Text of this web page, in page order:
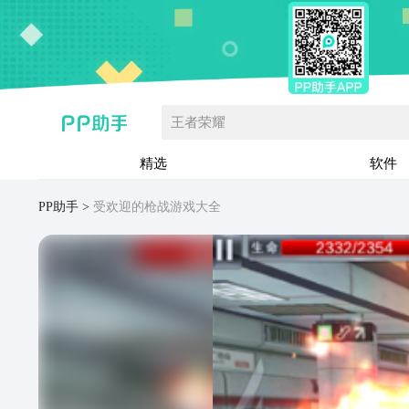
王者荣耀
精选 软件
PP助手 受欢迎的枪战游戏大全